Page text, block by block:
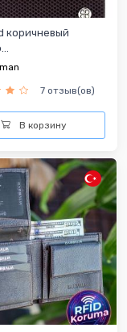
коричневый
man
7 отзыв(ов)
В корзину